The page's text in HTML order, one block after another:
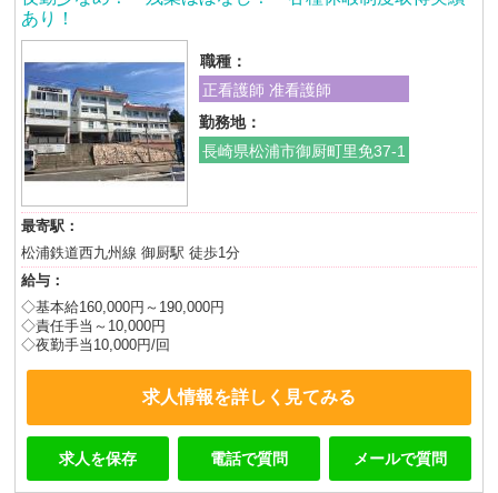
あり！
職種：
正看護師 准看護師
勤務地：
長崎県松浦市御厨町里免37-1
最寄駅：
松浦鉄道西九州線 御厨駅 徒歩1分
給与：
◇基本給160,000円～190,000円
◇責任手当～10,000円
◇夜勤手当10,000円/回
求人情報を詳しく見てみる
求人を保存 電話で質問 メールで質問